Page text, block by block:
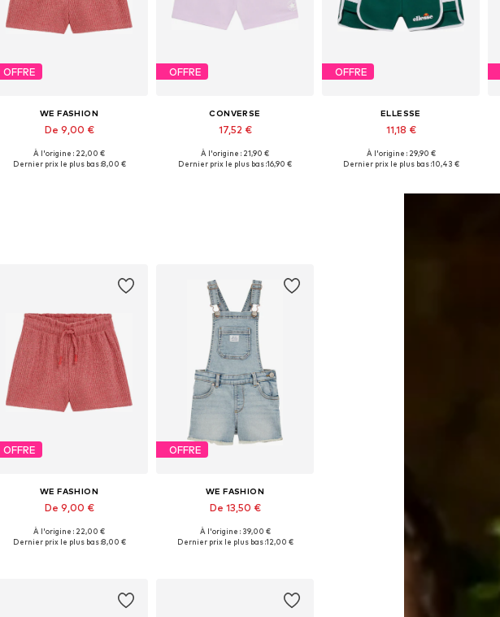
OFFRE
WE FASHION
De 9,00 €
Disponible en plusieurs tailles
À l'origine : 22,00 €
Dernier prix le plus bas :8,00 €
OFFRE
CONVERSE
17,52 €
À l'origine : 21,90 €
Dernier prix le plus bas :16,90 €
OFFRE
ELLESSE
11,18 €
À l'origine : 29,90 €
Dernier prix le plus bas :10,43 €
OFFRE
WE FASHION
De 9,00 €
Disponible en plusieurs tailles
À l'origine : 22,00 €
Dernier prix le plus bas :8,00 €
OFFRE
WE FASHION
De 13,50 €
Disponible en plusieurs tailles
À l'origine : 39,00 €
Dernier prix le plus bas :12,00 €